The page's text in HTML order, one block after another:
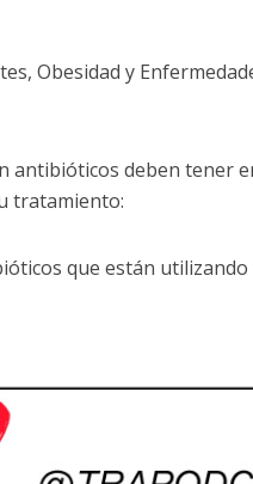
Obesidad y
antibióticos deben tener
tratamiento:
que están